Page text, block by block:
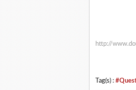
http://
Tag(s) :